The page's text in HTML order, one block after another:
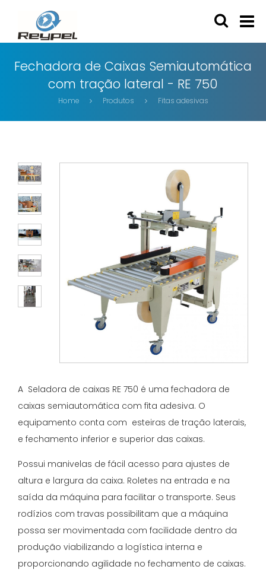
Fechadora de Caixas Semiautomática
com tração lateral - RE 750
Home Produtos Fitas adesivas
A Seladora de caixas RE 750 é uma fechadora de
caixas semiautomática com fita adesiva. O
equipamento conta com esteiras de tração laterais,
e fechamento inferior e superior das caixas.
Possui manivelas de fácil acesso para ajustes de
altura e largura da caixa. Roletes na entrada e na
saída da máquina para facilitar o transporte. Seus
rodízios com travas possibilitam que a máquina
possa ser movimentada com facilidade dentro da
produção viabilizando a logística interna e
proporcionando agilidade no fechamento de caixas.